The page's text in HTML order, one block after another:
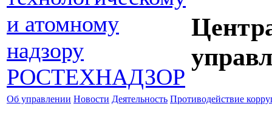
Об управлении Новости Деятельность Противодействие